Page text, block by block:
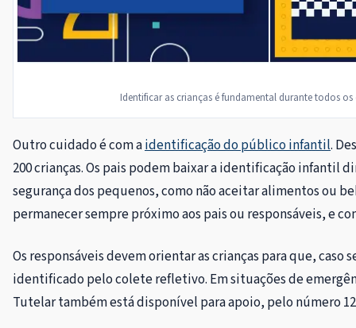
Identificar as crianças é fundamental durante todos os
Outro cuidado é com aidentificação do público infantil.
200 crianças. Os pais podem baixar a identificação infantil
segurança dos pequenos, como não aceitar alimentos ou
permanecer sempre próximo aos pais ou responsáveis, e
Os responsáveis devem orientar as crianças para que,
identificado pelo colete refletivo. Em situações de
Tutelar também está disponível para apoio, pelo número